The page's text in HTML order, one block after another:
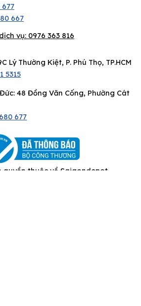
677
667
vụ: 0976 363 816
Lý Thường Kiệt, P. Phú Thọ, TP.HCM
5315
48 Đồng Văn Cống, Phường Cát
677
quyền thuộc về Saigondepot